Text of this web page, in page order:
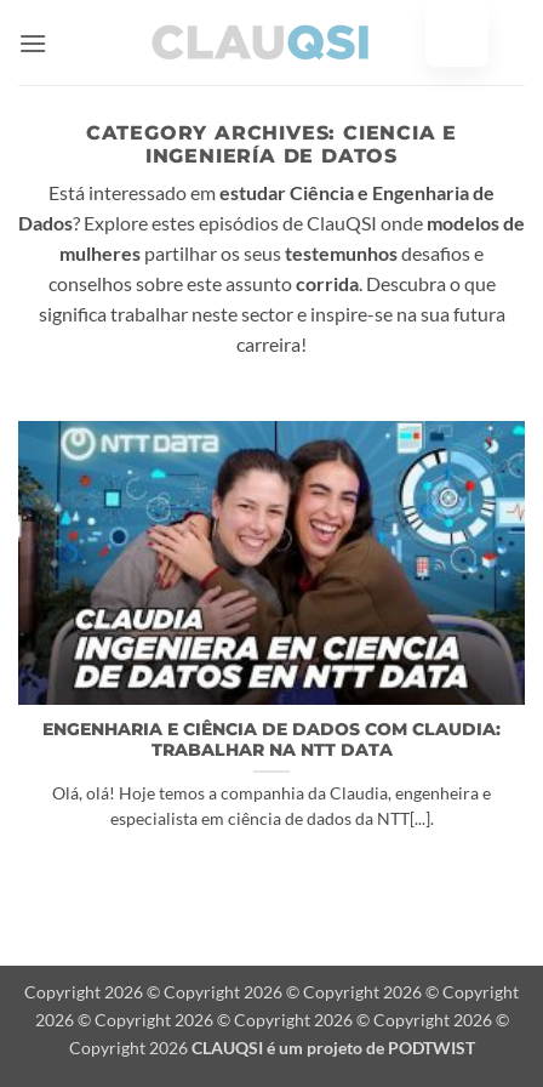
para
CATEGORY ARCHIVES: CIENCIA E
INGENIERÍA DE DATOS
Está interessado emestudar Ciência e Engenharia de
Dados? Explore estes episódios de ClauQSI onde modelos de
mulheres partilhar os seustestemunhosdesafios e
conselhos sobre este assuntocorrida. Descubra o que
significa trabalhar neste sector e inspire-se na sua futura
carreira!
ENGENHARIA E CIÊNCIA DE DADOS COM CLAUDIA:
TRABALHAR NA NTT DATA
Olá, olá! Hoje temos a companhia da Claudia, engenheira e
especialista em ciência de dados da NTT[...].
Copyright 2026 © Copyright 2026 © Copyright 2026 © Copyright
2026 © Copyright 2026 © Copyright 2026 © Copyright 2026 ©
Copyright 2026CLAUQSI é um projeto de PODTWIST